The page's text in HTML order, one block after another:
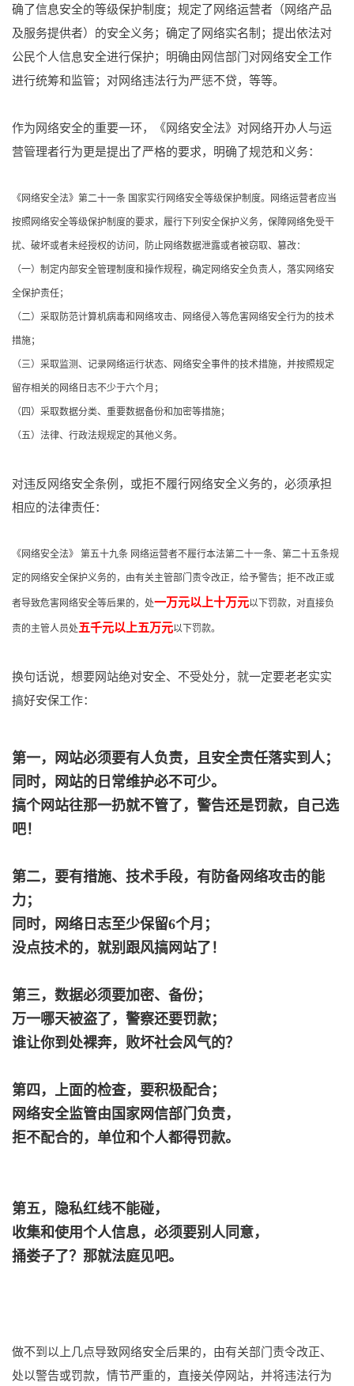
确了信息安全的等级保护制度； 规定了网络运营者（网络产品
及服务提供者）的安全义务； 确定了网络实名制； 提出依法对
公民个人信息安全进行保护； 明确由网信部门对网络安全工作
进行统筹和监管； 对网络违法行为严惩不贷，等等。
作为网络安全的重要一环，《网络安全法》对网络开办人与运
营管理者行为更是提出了严格的要求，明确了规范和义务：
《网络安全法》第二十一条 国家实行网络安全等级保护制度。网络运营者应当
按照网络安全等级保护制度的要求，履行下列安全保护义务，保障网络免受干
扰、破坏或者未经授权的访问，防止网络数据泄露或者被窃取、篡改：
（一）制定内部安全管理制度和操作规程，确定网络安全负责人，落实网络安
全保护责任；
（二）采取防范计算机病毒和网络攻击、网络侵入等危害网络安全行为的技术
措施；
（三）采取监测、记录网络运行状态、网络安全事件的技术措施，并按照规定
留存相关的网络日志不少于六个月；
（四）采取数据分类、重要数据备份和加密等措施；
（五）法律、行政法规规定的其他义务。
对违反网络安全条例，或拒不履行网络安全义务的，必须承担
相应的法律责任：
《网络安全法》 第五十九条 网络运营者不履行本法第二十一条、第二十五条规
定的网络安全保护义务的，由有关主管部门责令改正，给予警告；拒不改正或
者导致危害网络安全等后果的，处一万元以上十万元以下罚款，对直接负
责的主管人员处五千元以上五万元以下罚款。
换句话说，想要网站绝对安全、不受处分，就一定要老老实实
搞好安保工作：
第一，网站必须要有人负责，且安全责任落实到人；
同时，网站的日常维护必不可少。
搞个网站往那一扔就不管了，警告还是罚款，自己选
吧！
第二，要有措施、技术手段，有防备网络攻击的能
力；
同时，网络日志至少保留6个月；
没点技术的，就别跟风搞网站了！
第三，数据必须要加密、备份；
万一哪天被盗了，警察还要罚款；
谁让你到处裸奔，败坏社会风气的？
第四，上面的检查，要积极配合；
网络安全监管由国家网信部门负责，
拒不配合的，单位和个人都得罚款。
第五，隐私红线不能碰，
收集和使用个人信息，必须要别人同意，
捅娄子了？那就法庭见吧。
做不到以上几点导致网络安全后果的，由有关部门责令改正、
处以警告或罚款，情节严重的，直接关停网站，并将违法行为